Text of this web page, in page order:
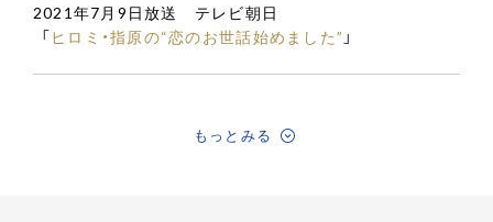
2021年7月9日放送 テレビ朝日
「ヒロミ・指原の“恋のお世話始めました” 」
もっとみる